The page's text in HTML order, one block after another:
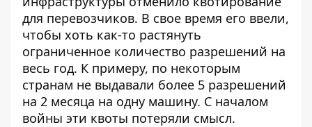
для перевозчиков. В свое время его ввели,
чтобы хоть как-то растянуть
ограниченное количество разрешений на
весь год. К примеру, по некоторым
странам не выдавали более 5 разрешений
на 2 месяца на одну машину. С началом
войны эти квоты потеряли смысл.